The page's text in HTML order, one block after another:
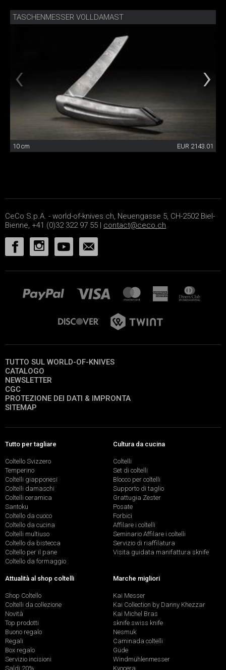
TASCHENMESSER VOLLDAMAST
10 cm EUR 2143.01
CeCo S.p.A. - world-of-knives.ch, Neuengasse 5, CH-2502 Biel-
Bienne, +41 (0)32 322 97 55 | contact@ceco.ch
TUTTO SUL WORLD-OF-KNIVES
CATALOGO
NEWSLETTER
CGC
PROTEZIONE DEI DATI & IMPRONTA
SITEMAP
Tutto per tagliare
Coltello Svizzero
Temperino
Coltelli giapponesi
Coltelli damaschi
Coltelli ceramica
Santoku
Coltello da cuoco
Coltello da cucina
Coltelli multiuso
Coltello da bistecca
Coltello per il pane
Coltello da formaggio
Cultura da cucina
Coltelli
Set di coltelli
Blocco per coltelli
Supporto di taglio
Grattugia Zester
Posate
Forbici
Affilare i coltelli
Seminario Affilare i coltelli
Servizio di riaffilatura
Visita guidata manifattura sknife
Attualità al shop coltelli
Shop Coltello
Coltelli da collezione
Novità
Top prodotti
Buono regalo
Regali
Box regalo
Servizio incisioni
Saldi 20%
Marche migliori
Kai Messer
Kai Collection by Danny Khezzar
Kai Michel Bras
sknife swiss knife
Nesmuk
Caminada coltelli
Güde
Windmühlenmesser
Kyocera